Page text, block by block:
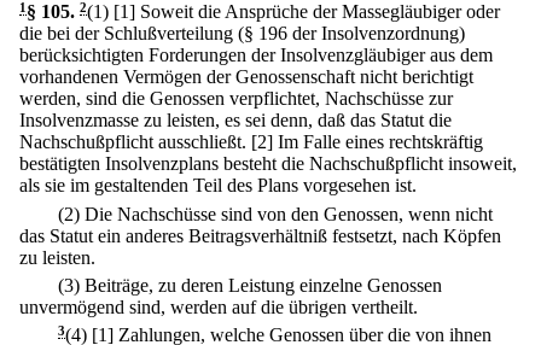
1§ 105. 2(1) [1] Soweit die Ansprüche der Massegläubiger oder
die bei der Schlußverteilung (§ 196 der Insolvenzordnung)
berücksichtigten Forderungen der Insolvenzgläubiger aus dem
vorhandenen Vermögen der Genossenschaft nicht berichtigt
werden, sind die Genossen verpflichtet, Nachschüsse zur
Insolvenzmasse zu leisten, es sei denn, daß das Statut die
Nachschußpflicht ausschließt. [2] Im Falle eines rechtskräftig
bestätigten Insolvenzplans besteht die Nachschußpflicht insoweit,
als sie im gestaltenden Teil des Plans vorgesehen ist.
(2) Die Nachschüsse sind von den Genossen, wenn nicht
das Statut ein anderes Beitragsverhältniß festsetzt, nach Köpfen
zu leisten.
(3) Beiträge, zu deren Leistung einzelne Genossen
unvermögend sind, werden auf die übrigen vertheilt.
3(4) [1] Zahlungen, welche Genossen über die von ihnen